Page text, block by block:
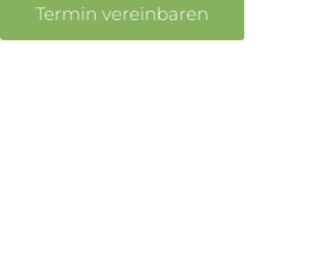
Termin vereinbaren